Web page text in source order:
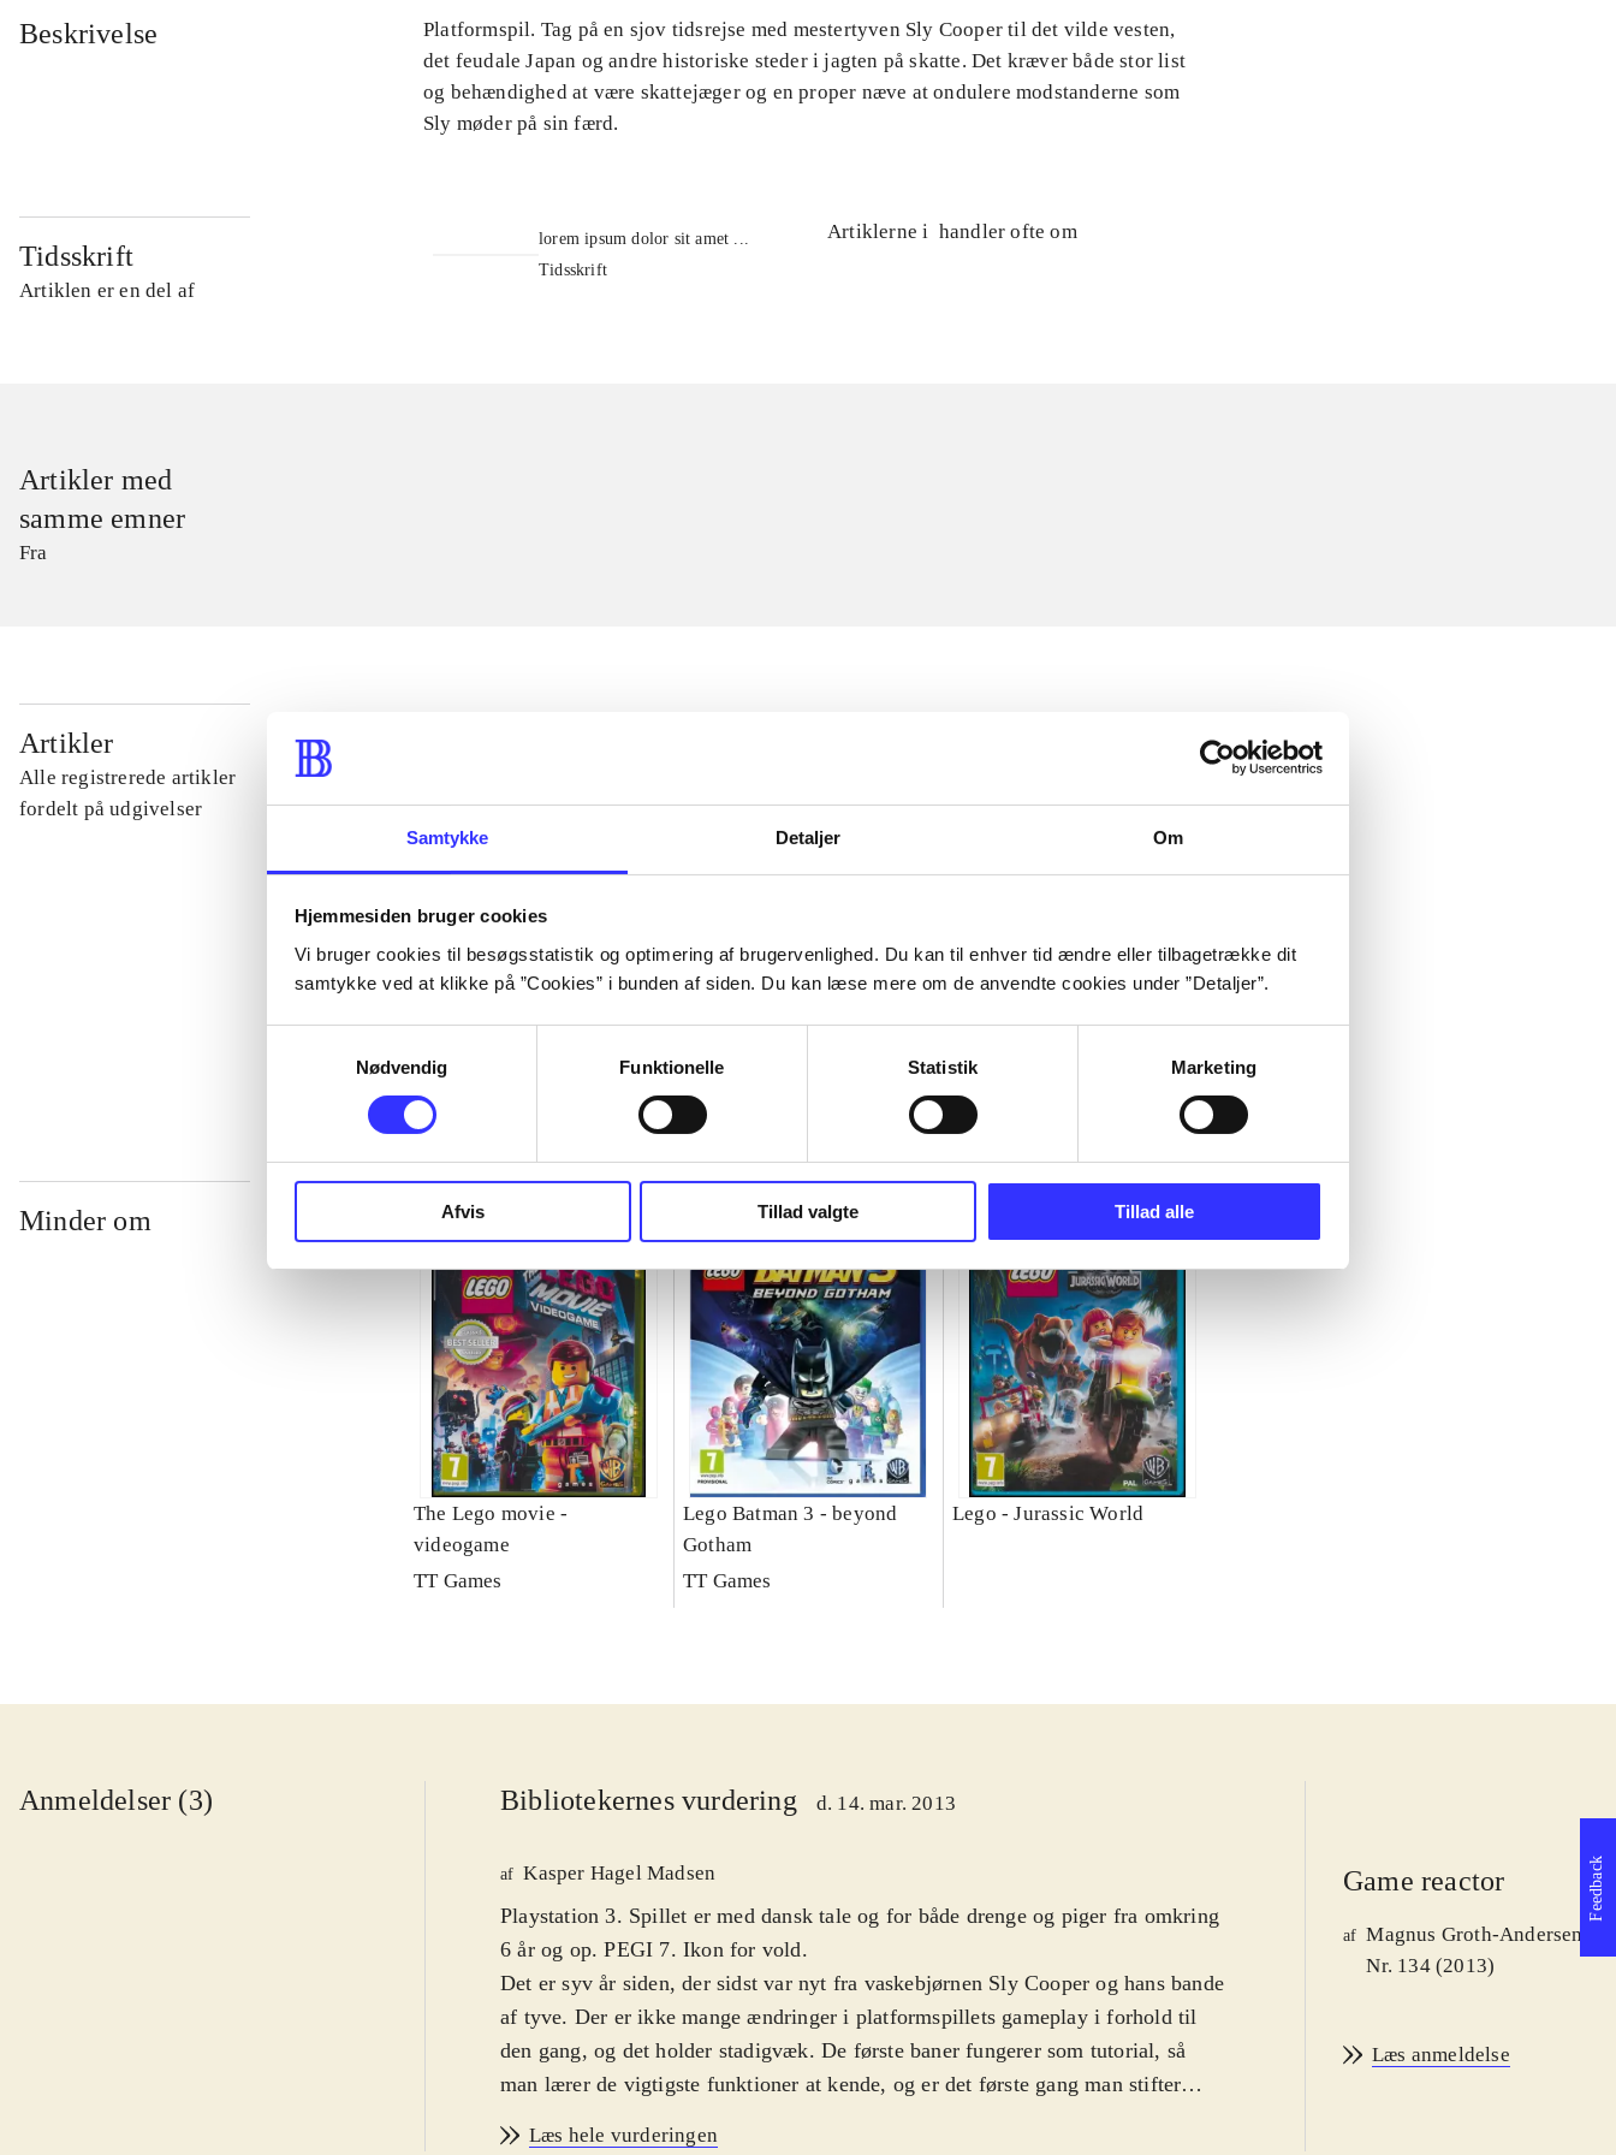
Samtykke Detaljer Om
Hjemmesiden bruger cookies
Vi bruger cookies til besøgsstatistik og optimering af brugervenlighed. Du kan til enhver tid ændre eller tilbagetrække dit
samtykke ved at klikke på ”Cookies” i bunden af siden. Du kan læse mere om de anvendte cookies under ”Detaljer”.
Nødvendig
Funktionelle Statistik Marketing
Afvis Tillad valgte Tillad alle
Beskrivelse
Platformspil. Tag på en sjov tidsrejse med mestertyven Sly Cooper til det vilde vesten,
det feudale Japan og andre historiske steder i jagten på skatte. Det kræver både stor list
og behændighed at være skattejæger og en proper næve at ondulere modstanderne som
Sly møder på sin færd.
Tidsskrift
Artiklen er en del af
lorem ipsum dolor sit amet ...
Tidsskrift
Artiklerne i handler ofte om
Artikler med
samme emner
Fra
Artikler
Alle registrerede artikler
fordelt på udgivelser
...
...
Minder om
The Lego movie -
videogame
TT Games
Lego Batman 3 - beyond
Gotham
TT Games
Lego - Jurassic World
Anmeldelser (3) Bibliotekernes vurdering d. 14. mar. 2013
af Kasper Hagel Madsen
Playstation 3. Spillet er med dansk tale og for både drenge og piger fra omkring
6 år og op. PEGI 7. Ikon for vold.
Det er syv år siden, der sidst var nyt fra vaskebjørnen Sly Cooper og hans bande
af tyve. Der er ikke mange ændringer i platformspillets gameplay i forhold til
den gang, og det holder stadigvæk. De første baner fungerer som tutorial, så
man lærer de vigtigste funktioner at kende, og er det første gang man stifter
Læs hele vurderingen
Game reactor
af Magnus Groth-Andersen
Nr. 134 (2013)
Læs anmeldelse
Feedback